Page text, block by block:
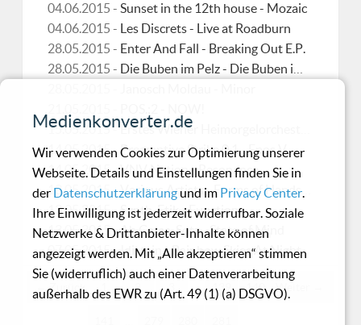
04.06.2015 -Sunset in the 12th house - Mozaic
04.06.2015 - Les Discrets - Live at Roadburn
28.05.2015 - Enter And Fall - Breaking Out E.P.
28.05.2015 - Die Buben im Pelz - Die Buben im Pelz & Freundinnen
15.05.2015 -Erstes Wiener Heimorgelorchester - Die Mensch-Maschine
14.05.2015 -Preemptive Strike 0.1 - Epos V
14.05.2015 -VNV Nation - Resonance
13.05.2015 -Various Artists - Forms of Hands 15
13.05.2015 -Synth-Etik - Function
13.05.2015 -Ah Cama-Sotz - State of Mind
07.05.2015 -!distain - Rainbow Skies At Night
← Zurück 2 3 … 139 140 Weiter →
Medienkonverter.de
Wir verwenden Cookies zur Optimierung unserer
Webseite. Details und Einstellungen finden Sie in
der Datenschutzerklärung und im Privacy Center.
Ihre Einwilligung ist jederzeit widerrufbar. Soziale
Netzwerke & Drittanbieter-Inhalte können
angezeigt werden. Mit „Alle akzeptieren“ stimmen
Sie (widerruflich) auch einer Datenverarbeitung
außerhalb des EWR zu (Art. 49 (1) (a) DSGVO).